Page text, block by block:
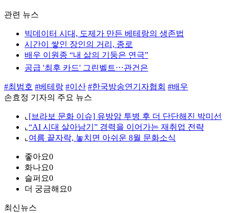
관련 뉴스
빅데이터 시대, 도제가 만든 베테랑의 생존법
시간이 쌓인 장인의 거리, 종로
배우 이원종 “내 삶의 기둥은 연극”
공급 '최후 카드' 그린벨트⋯관건은
#최범호 #베테랑 #이산 #한국방송연기자협회 #배우
손효정 기자의 주요 뉴스
⌞ [브라보 문화 이슈] 유방암 투병 후 더 단단해진 박미선
⌞ “AI 시대 살아남기” 경력을 이어가는 재취업 전략
⌞ 여름 끝자락, 놓치면 아쉬운 8월 문화소식
좋아요0
화나요0
슬퍼요0
더 궁금해요0
최신뉴스